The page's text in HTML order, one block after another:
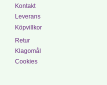
Kontakt
Leverans
Köpvillkor
Retur
Klagomål
Cookies